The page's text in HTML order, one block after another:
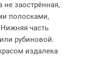
заострённая,
полосками,
Нижняя часть
рубиновой.
издалека